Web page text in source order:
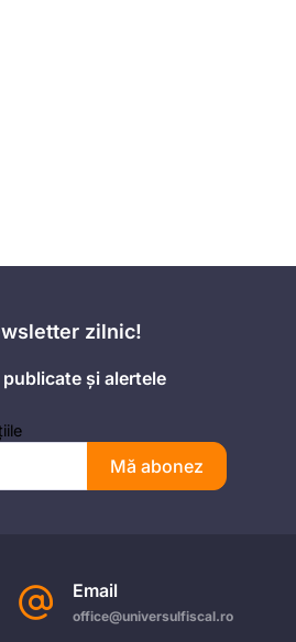
zilnic!
și alertele
Mă abonez
Email
office@universulfiscal.ro